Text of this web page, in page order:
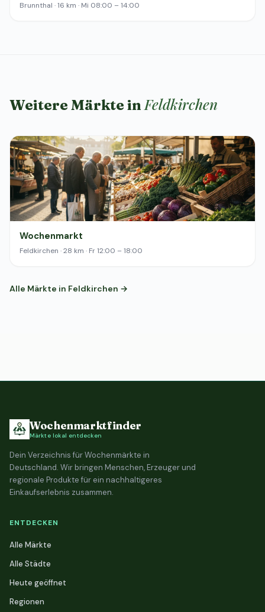
Brunnthal · 16 km · Mi 08:00 – 14:00
Weitere Märkte inFeldkirchen
Wochenmarkt
Feldkirchen · 28 km · Fr 12:00 – 18:00
Alle Märkte in Feldkirchen →
Wochenmarktfinder
Märkte lokal entdecken
Dein Verzeichnis für Wochenmärkte in
Deutschland. Wir bringen Menschen, Erzeuger und
regionale Produkte für ein nachhaltigeres
Einkaufserlebnis zusammen.
ENTDECKEN
Alle Märkte
Alle Städte
Heute geöffnet
Regionen